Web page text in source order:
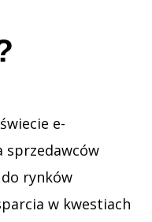
e-
sprzedawców
rynków
w kwestiach